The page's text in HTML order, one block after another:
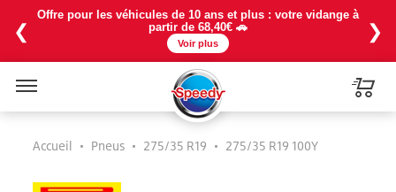
❮
Offre pour les véhicules de 10 ans et plus : votre vidange à
partir de 68,40€ 🚗
Voir plus
❯
Accueil • Pneus • 275/35 R19 • 275/35 R19 100Y